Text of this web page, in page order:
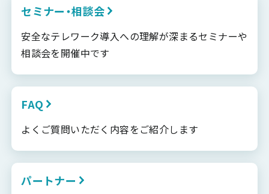
セミナー・相談会
安全なテレワーク導入への理解が深まるセミナーや
相談会を開催中です
FAQ
よくご質問いただく内容をご紹介します
パートナー